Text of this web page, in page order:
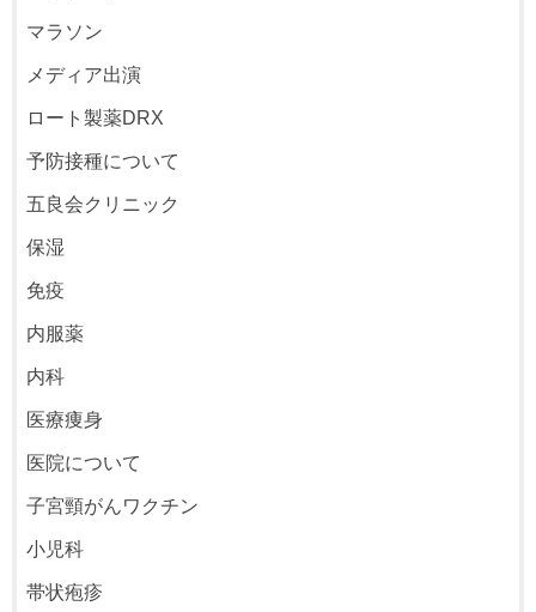
マラソン
メディア出演
ロート製薬DRX
予防接種について
五良会クリニック
保湿
免疫
内服薬
内科
医療痩身
医院について
子宮頸がんワクチン
小児科
帯状疱疹